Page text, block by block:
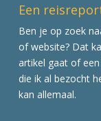
Een
Ben je op zoek
of website? Dat
artikel gaat of
die ik al bezocht
kan allemaal.